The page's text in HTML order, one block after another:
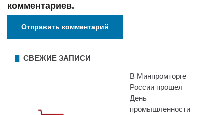
комментариев.
СВЕЖИЕ ЗАПИСИ
В Минпромторге
России прошел
День
промышленности